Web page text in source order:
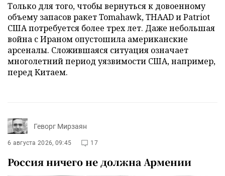
Только для того, чтобы вернуться к довоенному
объему запасов ракет Tomahawk, THAAD и Patriot
США потребуется более трех лет. Даже небольшая
война с Ираном опустошила американские
арсеналы. Сложившаяся ситуация означает
многолетний период уязвимости США, например,
перед Китаем.
Геворг Мирзаян
6 августа 2026, 09:45 17
Россия ничего не должна Армении